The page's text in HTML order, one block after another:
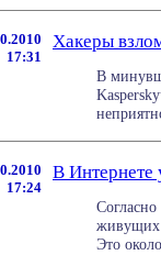
17:31
Хакеры
В
17:24
В Интернете
живущих
Это